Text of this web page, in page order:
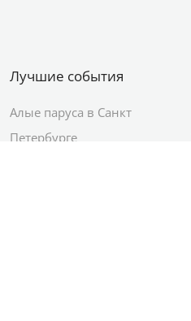
Лучшие события
Алые паруса в Санкт
Петербурге